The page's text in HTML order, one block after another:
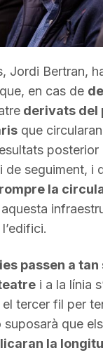
Jordi Bertran,
en cas de
derivats del
que
de seguiment, i
la
passen a
i a la línia
el tercer fil per
que els
la